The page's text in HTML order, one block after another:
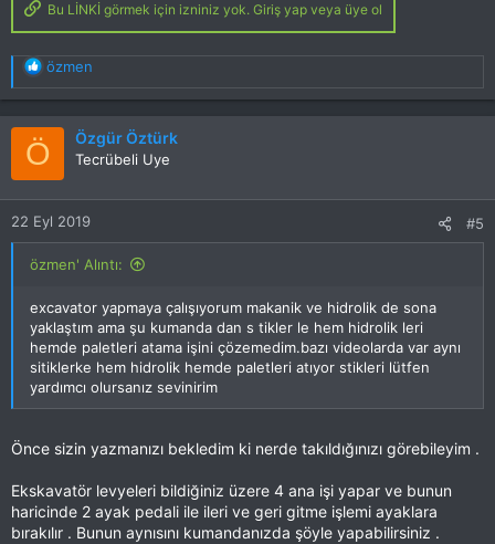
Bu LİNKİ görmek için izniniz yok. Giriş yap veya üye ol
T
e
p
k
i
l
e
r
:
özmen
Ö Özgür Öztürk
Tecrübeli Uye
22 Eyl 2019 #5
özmen' Alıntı:
excavator yapmaya çalışıyorum makanik ve hidrolik de sona
yaklaştım ama şu kumanda dan s tikler le hem hidrolik leri
hemde paletleri atama işini çözemedim.bazı videolarda var aynı
sitiklerke hem hidrolik hemde paletleri atıyor stikleri lütfen
yardımcı olursanız sevinirim
Önce sizin yazmanızı bekledim ki nerde takıldığınızı görebileyim .
Ekskavatör levyeleri bildiğiniz üzere 4 ana işi yapar ve bunun
haricinde 2 ayak pedali ile ileri ve geri gitme işlemi ayaklara
bırakılır . Bunun aynısını kumandanızda şöyle yapabilirsiniz .